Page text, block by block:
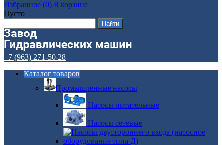
Избранное (0) В корзине
Пусто
+7 (963) 271-50-28
Каталог товаров
Промышленные насосы
Насосы питательные
Насосы сетевые